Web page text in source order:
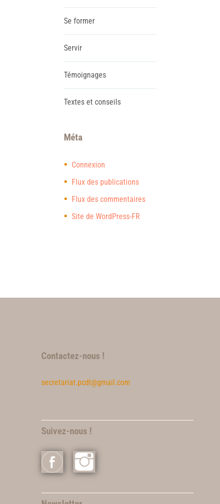
Se former
Servir
Témoignages
Textes et conseils
Méta
Connexion
Flux des publications
Flux des commentaires
Site de WordPress-FR
Contactez-nous !
secretariat.pcdt@gmail.com
Suivez-nous !